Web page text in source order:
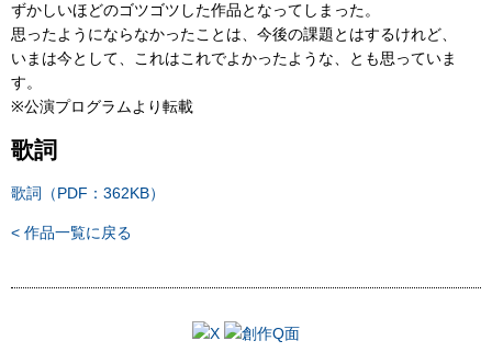
ずかしいほどのゴツゴツした作品となってしまった。
思ったようにならなかったことは、今後の課題とはするけれど、
いまは今として、これはこれでよかったような、とも思っていま
す。
※公演プログラムより転載
歌詞
歌詞（PDF：362KB）
< 作品一覧に戻る